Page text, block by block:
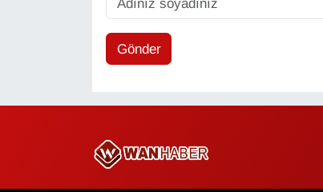
Gönder